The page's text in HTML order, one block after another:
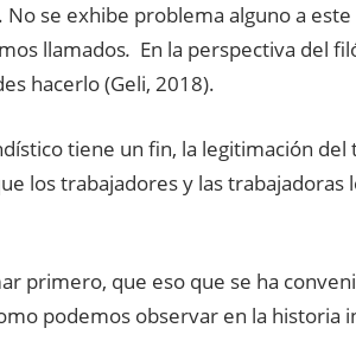
se exhibe problema alguno a
llamados. En la perspectiva del
hacerlo (Geli, 2018).
tiene un fin, la legitimación
los trabajadores y las trabajadoras
primero, que eso que se ha
podemos observar en la historia